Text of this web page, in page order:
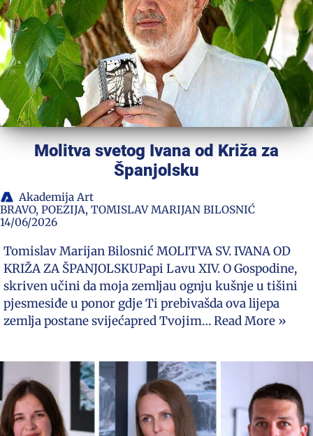
Molitva svetog Ivana od Križa za
Španjolsku
Akademija Art
BRAVO, POEZIJA, TOMISLAV MARIJAN BILOSNIĆ
14/06/2026
Tomislav Marijan Bilosnić MOLITVA SV. IVANA OD
KRIŽA ZA ŠPANJOLSKUPapi Lavu XIV. O Gospodine,
skriven učini da moja zemljau ognju kušnje u tišini
pjesmesiđe u ponor gdje Ti prebivašda ova lijepa
zemlja postane svijećapred Tvojim…Read More »